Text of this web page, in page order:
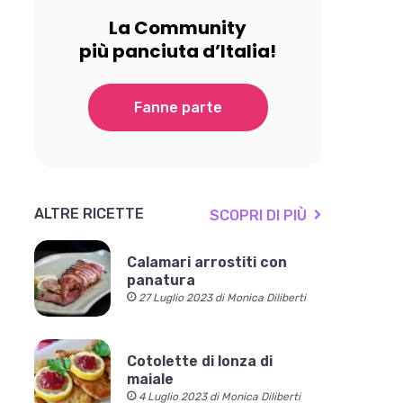
La Community
più panciuta d’Italia!
Fanne parte
ALTRE RICETTE SCOPRI DI PIÙ
Calamari arrostiti con
panatura
27 Luglio 2023 di Monica Diliberti
Cotolette di lonza di
maiale
4 Luglio 2023 di Monica Diliberti